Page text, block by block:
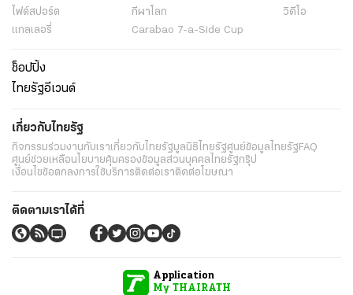
ไฟต์สปอร์ต
กีฬาโลก
วิดีโอ
แกลเลอรี่
Carabao 7-a-Side Cup
ช็อปปิ้ง
ไทยรัฐอีเวนต์
เกี่ยวกับไทยรัฐ
กิจกรรมร่วมงานกับเราเกี่ยวกับไทยรัฐมูลนิธิไทยรัฐศูนย์ข้อมูลไทยรัฐFAQ
ศูนย์ช่วยเหลือนโยบายคุ้มครองข้อมูลส่วนบุคคลไทยรัฐกรุ๊ป
เงื่อนไขข้อตกลงการใช้บริการติดต่อเราติดต่อโฆษณา
ติดตามเราได้ที่
Application
My THAIRATH